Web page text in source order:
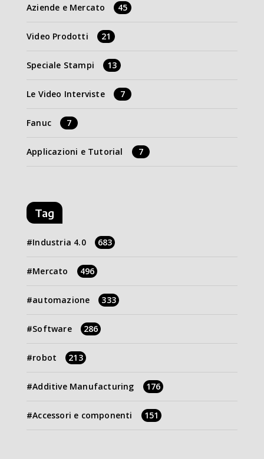
Aziende e Mercato 45
Video Prodotti 21
Speciale Stampi 13
Le Video Interviste 7
Fanuc 7
Applicazioni e Tutorial 7
Tag
Industria 4.0 683
Mercato 496
automazione 333
Software 286
robot 213
Additive Manufacturing 176
Accessori e componenti 151